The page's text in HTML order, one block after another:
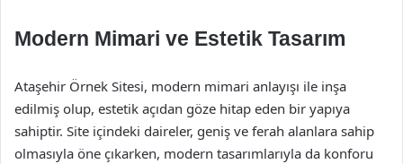
Modern Mimari ve Estetik Tasarım
Ataşehir Örnek Sitesi, modern mimari anlayışı ile inşa
edilmiş olup, estetik açıdan göze hitap eden bir yapıya
sahiptir. Site içindeki daireler, geniş ve ferah alanlara sahip
olmasıyla öne çıkarken, modern tasarımlarıyla da konforu